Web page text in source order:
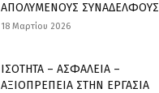
ΑΠΟΛΥΜΕΝΟΥΣ ΣΥΝΑΔΕΛΦΟΥΣ
18 Μαρτίου 2026
ΙΣΟΤΗΤΑ – ΑΣΦΑΛΕΙΑ –
ΑΞΙΟΠΡΕΠΕΙΑ ΣΤΗΝ ΕΡΓΑΣΙΑ